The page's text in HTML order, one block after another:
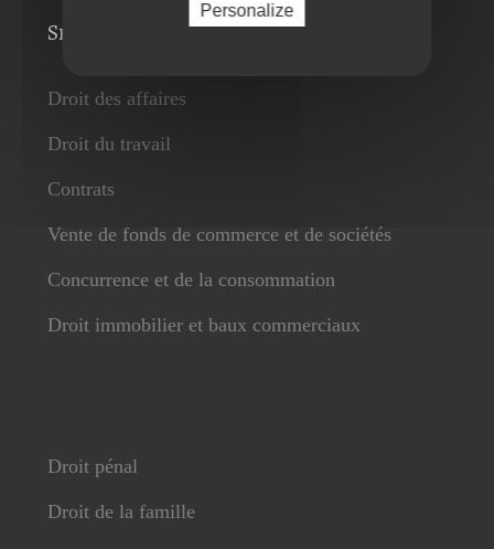
Services
Droit des affaires
Droit du travail
Contrats
Vente de fonds de commerce et de sociétés
Concurrence et de la consommation
Droit immobilier et baux commerciaux
Droit pénal
Droit de la famille
Personalize